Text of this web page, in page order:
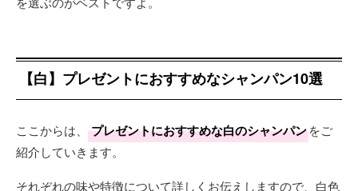
【白】プレゼントにおすすめなシャンパン10選
ここからは、 プレゼントにおすすめな白のシャンパンをご
紹介していきます。
それぞれの味や特徴について詳しくお伝えしますので、白色